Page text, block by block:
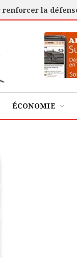
ÉCONOMIE